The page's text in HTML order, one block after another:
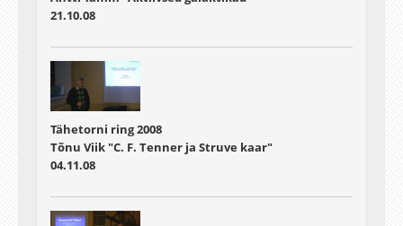
21.10.08
Tähetorni ring 2008
Tõnu Viik "C. F. Tenner ja Struve kaar"
04.11.08